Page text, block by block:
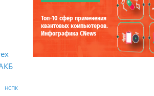
НСПК
Топ-10 сфер применения
квантовых компьютеров.
Инфографика CNews